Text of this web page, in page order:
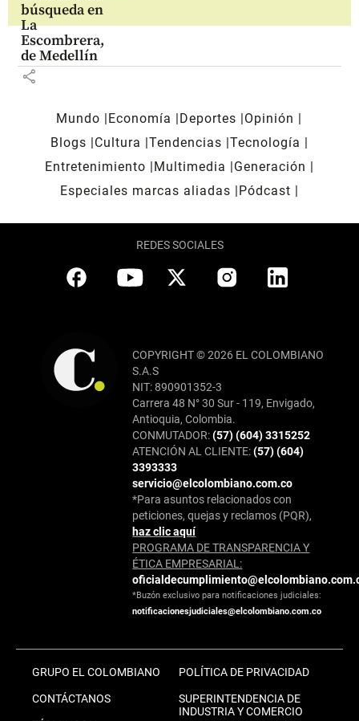
búsqueda en
La
Escombrera,
de Medellín
share
Mundo Economía Deportes
Opinión
Blogs
Cultura Tendencias Tecnología
Entretenimiento
Multimedia
Generación
Especiales marcas aliadas
Pódcast
REDES SOCIALES
COPYRIGHT © 2026 EL COLOMBIANO
S.A.S
NIT: 890901352-3
Carrera 48 N° 30 Sur - 119, Envigado,
Antioquia, Colombia.
CONMUTADOR:(57) (604) 3315252
ATENCIÓN AL CLIENTE:(57) (604)
3393333
servicio@elcolombiano.com.co
*Para asuntos relacionados con
peticiones, quejas y reclamos (PQR),
haz clic aquí
PROGRAMA DE TRANSPARENCIA Y
ÉTICA EMPRESARIAL:
*Buzón exclusivo para notificaciones judiciales:
notificacionesjudiciales@elcolombiano.com.co
GRUPO EL COLOMBIANO
CONTÁCTANOS
POLÍTICA DE PRIVACIDAD
SUPERINTENDENCIA DE
INDUSTRIA Y COMERCIO